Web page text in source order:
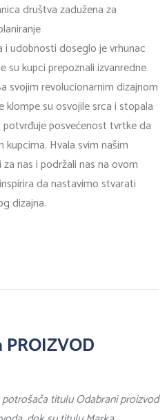
društva zadužena za
i udobnosti doseglo je vrhunac
su kupci prepoznali izvanredne
svojim revolucionarnim dizajnom
klompe su osvojile srca i stopala
posvećenost tvrtke da
Hvala svim našim
nas i podržali nas na ovom
da nastavimo stvarati
dizajna.
titulu Odabrani proizvod